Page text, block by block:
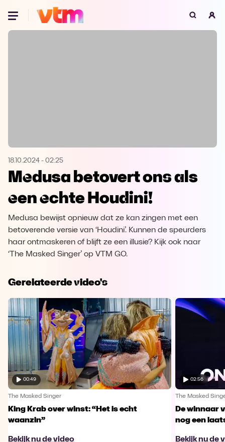
Oeps, browser niet ondersteund
Microsoft Edge Download
Opera
18.10.2024 - 02:25
Medusa betovert ons als
een echte Houdini!
Medusa bewijst opnieuw dat ze kan zingen met een
betoverende versie van ‘Houdini’. Kunnen de speurders
haar ontmaskeren of blijft ze een illusie? Kijk ook naar
‘The Masked Singer’ op VTM GO.
Gerelateerde video's
00:49
The Masked Singer
King Krab over winst: “Het is echt
waanzin”
Bekijk nu de video
02:56
The Masked
De winnaar
nog een
Bekijk nu de